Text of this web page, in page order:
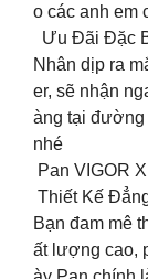
o các anh em
Ưu Đãi Đặc
Nhân dịp ra
er, sẽ nhận
àng tại
nhé
Pan VIGOR
Thiết Kế
Bạn đam mê
ất lượng cao,